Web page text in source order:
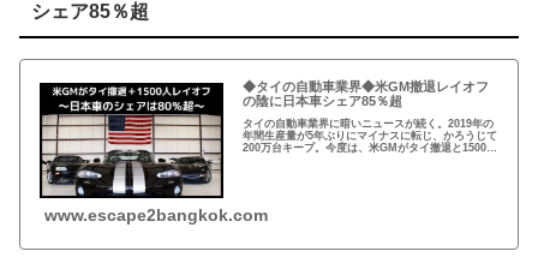
シェア85％超
◆タイの自動車業界◆米GM撤退レイオフ
の陰に日本車シェア85％超
タイの自動車業界に暗いニュースが続く。2019年の
年間生産量が5年ぶりにマイナスに転じ、かろうじて
200万台キープ。今度は、米GMがタイ撤退と1500人
www.escape2bangkok.com